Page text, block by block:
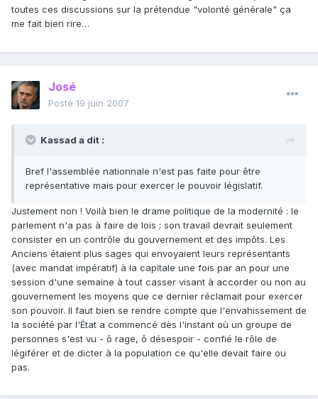
toutes ces discussions sur la prétendue "volonté générale" ça
me fait bien rire…
José
Posté 19 juin 2007
Kassad a dit :
Bref l'assemblée nationnale n'est pas faite pour être
représentative mais pour exercer le pouvoir législatif.
Justement non ! Voilà bien le drame politique de la modernité : le
parlement n'a pas à faire de lois ; son travail devrait seulement
consister en un contrôle du gouvernement et des impôts. Les
Anciens étaient plus sages qui envoyaient leurs représentants
(avec mandat impératif) à la capitale une fois par an pour une
session d'une semaine à tout casser visant à accorder ou non au
gouvernement les moyens que ce dernier réclamait pour exercer
son pouvoir. Il faut bien se rendre compte que l'envahissement de
la société par l'État a commencé dès l'instant où un groupe de
personnes s'est vu - ô rage, ô désespoir - confié le rôle de
légiférer et de dicter à la population ce qu'elle devait faire ou
pas.